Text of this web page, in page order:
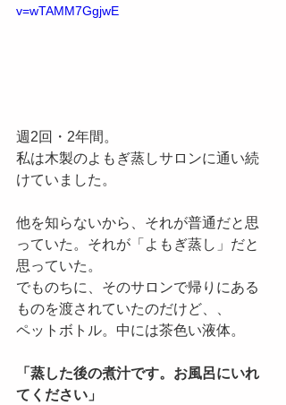
v=wTAMM7GgjwE
週2回・2年間。
私は木製のよもぎ蒸しサロンに通い続
けていました。
他を知らないから、それが普通だと思
っていた。それが「よもぎ蒸し」だと
思っていた。
でものちに、そのサロンで帰りにある
ものを渡されていたのだけど、、
ペットボトル。中には茶色い液体。
「蒸した後の煮汁です。お風呂にいれ
てください」